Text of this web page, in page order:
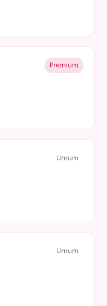
Premium
Umum
Umum